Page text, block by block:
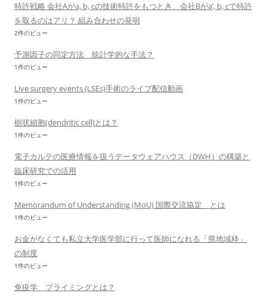
特許戦略 会社Aがa, b, cの技術特許をもつとき、会社Bがa’, b, cで特許
を取るのはアリ？ 組み合わせの発明
2件のビュー
予測因子の同定方法 統計学的な手法？
1件のビュー
Live surgery events (LSEs)手術のライブ配信動画
1件のビュー
樹状細胞(dendritic cell)とは？
1件のビュー
電子カルテの医療情報を扱うデータウェアハウス（DWH）の構築と
臨床研究での活用
1件のビュー
Memorandum of Understanding (MoU) 国際交流協定 とは
1件のビュー
お金がなくても私立大学医学部に行って医師になれる「県地域枠」
の制度
1件のビュー
免疫学 プライミングとは？